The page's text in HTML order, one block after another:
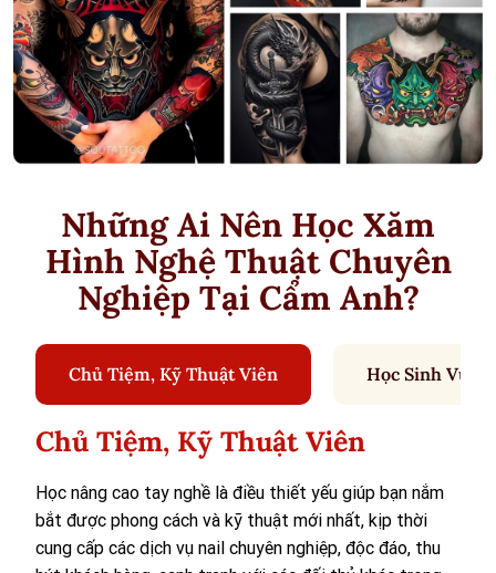
Những Ai Nên Học Xăm
Hình Nghệ Thuật Chuyên
Nghiệp Tại Cẩm Anh?
Chủ Tiệm, Kỹ Thuật Viên Học Sinh Vừa
Chủ Tiệm, Kỹ Thuật Viên
Học nâng cao tay nghề là điều thiết yếu giúp bạn nắm
bắt được phong cách và kỹ thuật mới nhất, kịp thời
cung cấp các dịch vụ nail chuyên nghiệp, độc đáo, thu